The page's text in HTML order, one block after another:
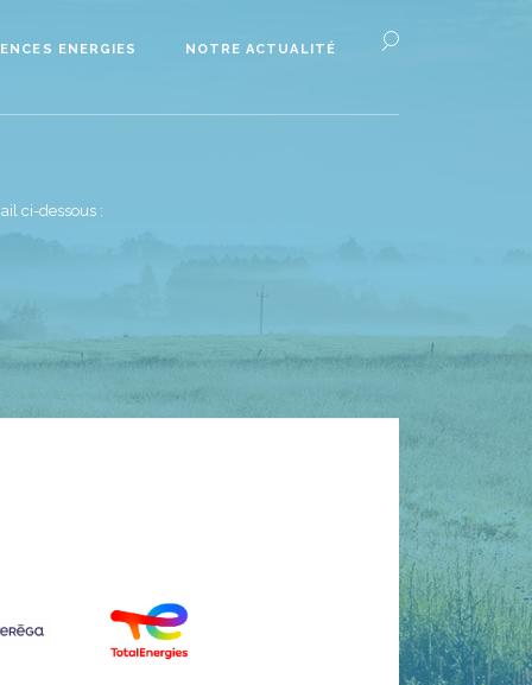
ENERGIES NOTRE ACTUALITÉ
ci-dessous :